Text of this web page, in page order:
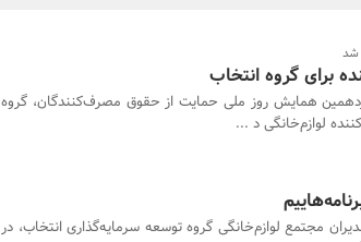
شد
برای گروه انتخاب
همایش روز ملی حمایت از حقوق مصرف‌کنندگان، گروه
لوازم‌خانگی د ...
مجتمع لوازم‌خانگی گروه توسعه سرمایه‌گذاری انتخاب، در